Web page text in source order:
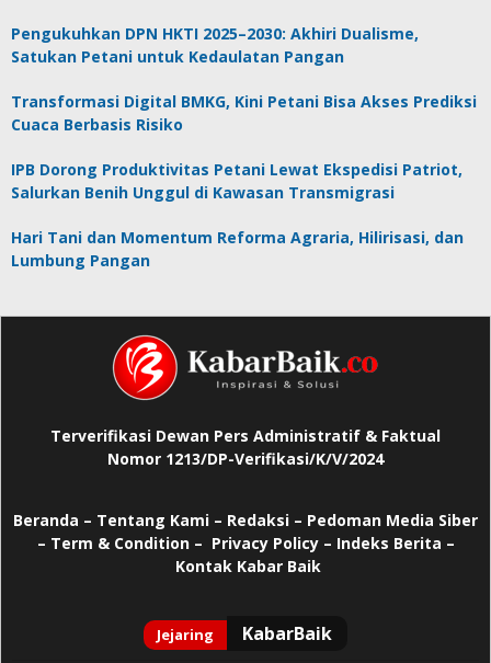
Pengukuhkan DPN HKTI 2025–2030: Akhiri Dualisme,
Satukan Petani untuk Kedaulatan Pangan
Transformasi Digital BMKG, Kini Petani Bisa Akses Prediksi
Cuaca Berbasis Risiko
IPB Dorong Produktivitas Petani Lewat Ekspedisi Patriot,
Salurkan Benih Unggul di Kawasan Transmigrasi
Hari Tani dan Momentum Reforma Agraria, Hilirisasi, dan
Lumbung Pangan
Terverifikasi Dewan Pers Administratif & Faktual
Nomor 1213/DP-Verifikasi/K/V/2024
Beranda – Tentang Kami – Redaksi – Pedoman Media Siber
– Term & Condition – Privacy Policy– Indeks Berita –
Kontak Kabar Baik